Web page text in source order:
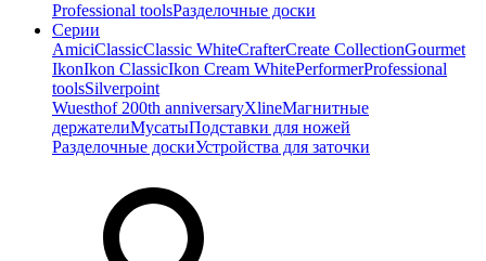
Professional toolsРазделочные доски
Серии
AmiciClassicClassic WhiteCrafterCreate CollectionGourmet
IkonIkon ClassiсIkon Cream WhitePerformerProfessional
toolsSilverpoint
Wuesthof 200th anniversaryXlineМагнитные
держателиМусатыПодставки для ножей
Разделочные доскиУстройства для заточки